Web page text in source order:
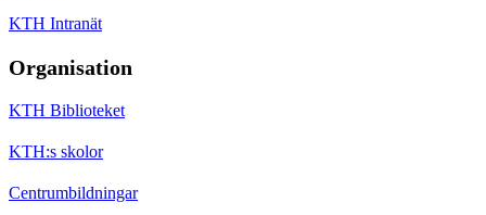
KTH Intranät
Organisation
KTH Biblioteket
KTH:s skolor
Centrumbildningar